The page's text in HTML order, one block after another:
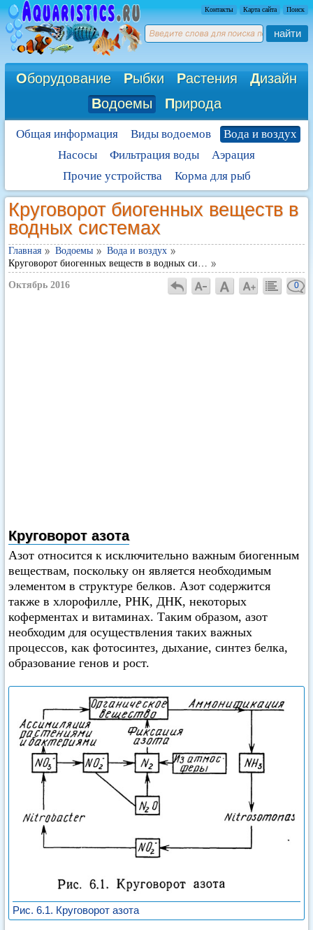
Контакты Карта сайта Поиск
найти
Оборудование Рыбки Растения Дизайн
Водоемы Природа
Общая информация Виды водоемов
Вода и воздух
Насосы
Фильтрация воды
Аэрация
Прочие устройства
Корма для рыб
Круговорот биогенных веществ в
водных системах
Главная Водоемы
Вода и воздух
Круговорот биогенных веществ в водных си…
Октябрь 2016 0
Круговорот азота
Азот относится к исключительно важным биогенным
веществам, поскольку он является необходимым
элементом в структуре белков. Азот содержится
также в хлорофилле, РНК, ДНК, некоторых
коферментах и витаминах. Таким образом, азот
необходим для осуществления таких важных
процессов, как фотосинтез, дыхание, синтез белка,
образование генов и рост.
Рис. 6.1. Круговорот азота